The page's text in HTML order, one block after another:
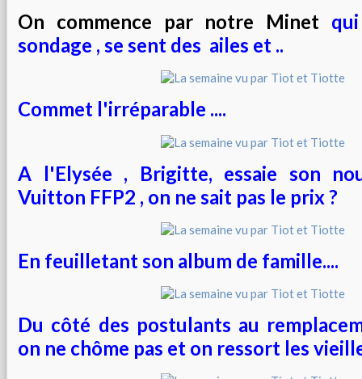
On commence par notre Minet
sondage , se sent des ailes et ..
Commet l'irréparable ....
A l'Elysée , Brigitte, essaie son
Vuitton FFP2 , on ne sait pas le prix ?
En feuilletant son album de famille....
Du côté des postulants au
on ne chôme pas et on ressort les